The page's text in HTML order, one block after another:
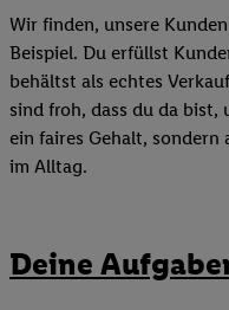
Wir finden, unsere
Beispiel. Du erfüllst
behältst als echtes
sind froh, dass du da
ein faires Gehalt,
im Alltag.
Deine